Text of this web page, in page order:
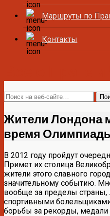
Маршруты по
Контакты
Жители Лондона
время
В 2012 году пройдут
Примет их столица
жители этого славного
значительному событию.
вообще за пределы страны,
спортивными
борьбы за рекорды, медали